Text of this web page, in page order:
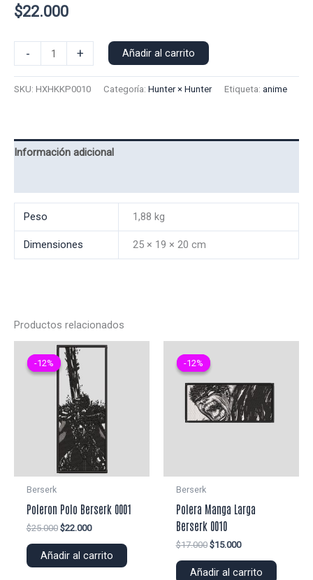
$22.000
-
Polo
+ Añadir al carrito
SKU: HXHKKP0010 Categoría: Hunter × Hunter Etiqueta: anime
Información adicional
Peso 1,88 kg
Dimensiones 25 × 19 × 20 cm
Productos relacionados
-12%
-12%
Berserk
Poleron Polo Berserk 0001
$25.000 El
original
$22.000El
actual
Añadir al carrito
-12%
-12%
Berserk
Polera Manga Larga
Berserk 0010
$17.000 El
original
$15.000El
actual
Añadir al carrito